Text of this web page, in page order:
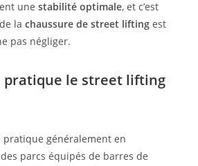
une stabilité optimale, et c’est
la chaussure de street lifting est
pas négliger.
pratique le street lifting
pratique généralement en
parcs équipés de barres de